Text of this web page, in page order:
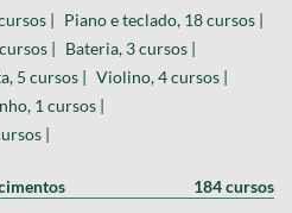
| Piano e teclado, 18 cursos |
| Bateria, 3 cursos |
5 cursos | Violino, 4 cursos |
1 cursos |
|
184 cursos